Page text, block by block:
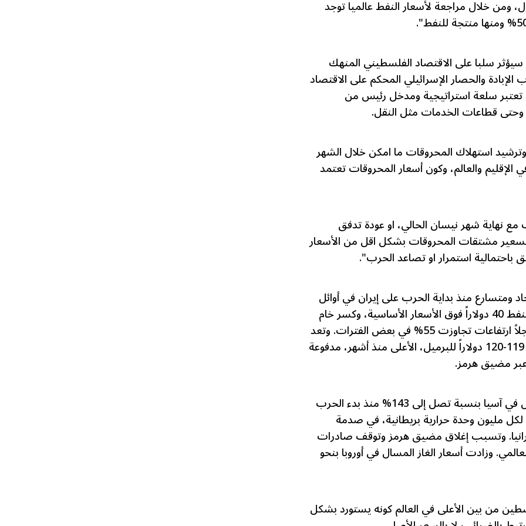
ومن خلال مراجعة لأسعار النفط عالميا توجد
سلبا على الاقتصاد الفلسطيني المنهك
والحصار الإسرائيلي المحكم على الاقتصاد
سلعة استراتيجية ومدخل رئيس من
وحتى قطاعات الخدمات مثل النقل.
استهلاك المحروقات ما امكن خلال الشهر
والعالم، وكون أسعار المحروقات تعتمد
نهاية شهر نيسان الحالي، او عودة تدفق
تسعير مشتقات المحروقات بشكل اقل من الأسعار
باحتمالية استمرار او تصاعد الحرب".
منذ بداية الحرب على إيران في أوائل
آذار 2026، حيث تجاوزت علاوات النفط 40 دولاراً فوق الأسعار الأساسية، وكسر خام
برنت حاجز 100 دولار للبرميل مسجلاً ارتفاعات تجاوزت 55% في بعض الفترات. وتعد
هذه القفزة، التي بلغت ذروتها حول 119-120 دولاراً للبرميل، الأعلى منذ أشهر، مدفوعة
مضيق هرمز.
وقفزت أسعار الغاز الطبيعي المسال في آسيا بنسبة تصل إلى 143% منذ بدء الحرب
حيث تجاوزت 25 دولاراً لكل مليون وحدة حرارية بريطانية، في صدمة
وتسبب إغلاق مضيق هرمز وتوقف صادرات
العالمي. وزادت أسعار الغاز المسال في أوروبا بنحو
من بين الأعلى في العالم كونه يستورد بشكل